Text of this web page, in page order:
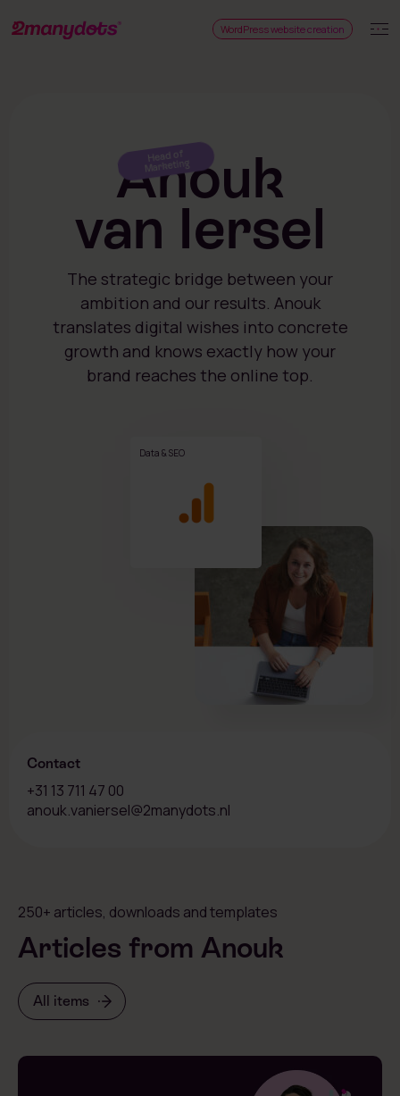
WordPress website creation
Head of
Marketing
Anouk
van Iersel
The strategic bridge between your
ambition and our results. Anouk
translates digital wishes into concrete
growth and knows exactly how your
brand reaches the online top.
Data & SEO
Contact
+31 13 711 47 00
anouk.vaniersel@2manydots.nl
250+ articles, downloads and templates
Articles from Anouk
All items